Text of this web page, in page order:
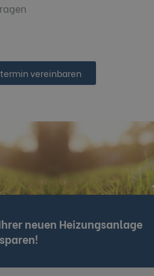
vereinbaren
neuen Heizungsanlage
sparen!